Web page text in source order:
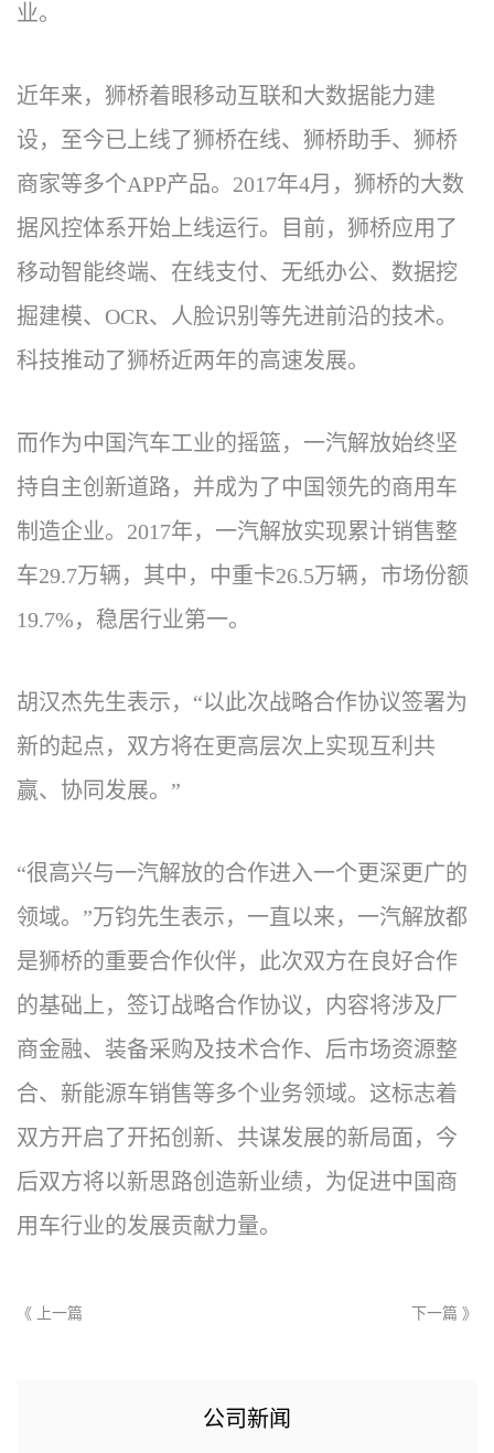
业。
近年来，狮桥着眼移动互联和大数据能力建
设，至今已上线了狮桥在线、狮桥助手、狮桥
商家等多个APP产品。2017年4月，狮桥的大数
据风控体系开始上线运行。目前，狮桥应用了
移动智能终端、在线支付、无纸办公、数据挖
掘建模、OCR、人脸识别等先进前沿的技术。
科技推动了狮桥近两年的高速发展。
而作为中国汽车工业的摇篮，一汽解放始终坚
持自主创新道路，并成为了中国领先的商用车
制造企业。2017年，一汽解放实现累计销售整
车29.7万辆，其中，中重卡26.5万辆，市场份额
19.7%，稳居行业第一。
胡汉杰先生表示，“以此次战略合作协议签署为
新的起点，双方将在更高层次上实现互利共
赢、协同发展。”
“很高兴与一汽解放的合作进入一个更深更广的
领域。”万钧先生表示，一直以来，一汽解放都
是狮桥的重要合作伙伴，此次双方在良好合作
的基础上，签订战略合作协议，内容将涉及厂
商金融、装备采购及技术合作、后市场资源整
合、新能源车销售等多个业务领域。这标志着
双方开启了开拓创新、共谋发展的新局面，今
后双方将以新思路创造新业绩，为促进中国商
用车行业的发展贡献力量。
《 上一篇 下一篇 》
公司新闻